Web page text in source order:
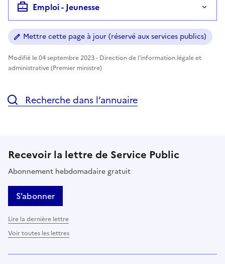
Emploi - Jeunesse
Mettre cette page à jour (réservé aux services publics)
Modifié le 04 septembre 2023 - Direction de l'information légale et
administrative (Premier ministre)
Recherche dans l’annuaire
Recevoir la lettre de Service Public
Abonnement hebdomadaire gratuit
S’abonner
Lire la dernière lettre
Voir toutes les lettres